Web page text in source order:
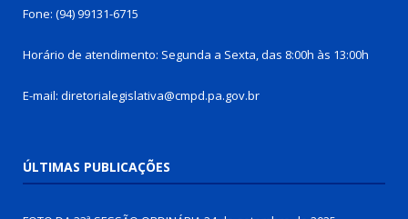
Fone: (94) 99131-6715
Horário de atendimento: Segunda a Sexta, das 8:00h às 13:00h
E-mail: diretorialegislativa@cmpd.pa.gov.br
ÚLTIMAS PUBLICAÇÕES